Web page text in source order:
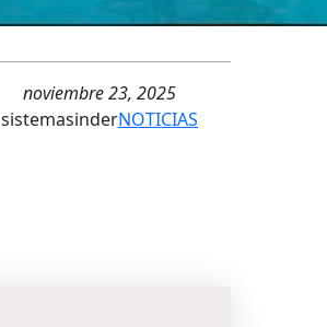
noviembre 23, 2025
sistemasinderNOTICIAS